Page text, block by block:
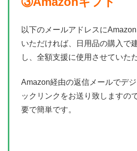
以下のメールアドレスに
いただければ、日用品の購入で
し、全額支援に使用させていた
Amazon経由の返信メールでデ
ックリンクをお送り致しますの
要で簡単です。